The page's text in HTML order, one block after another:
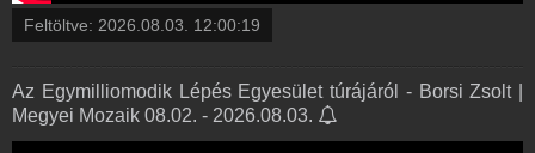
Feltöltve: 2026.08.03. 12:00:19
Az Egymilliomodik Lépés Egyesület túrájáról - Borsi Zsolt |
Megyei Mozaik 08.02. - 2026.08.03.